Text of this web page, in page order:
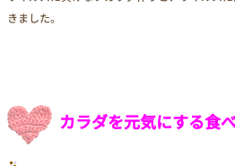
きました。
カラダを元気にする食